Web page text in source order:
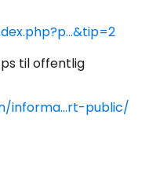
til offentlig
informa...rt-public/